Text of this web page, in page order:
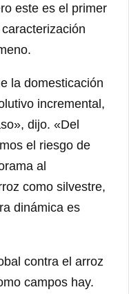
este es el primer
la domesticación
incremental,
dijo. «Del
el riesgo de
al
como silvestre,
dinámica es
contra el arroz
campos hay.